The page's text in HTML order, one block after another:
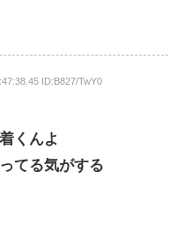
ID:B827/TwY0
くんよ
てる気がする